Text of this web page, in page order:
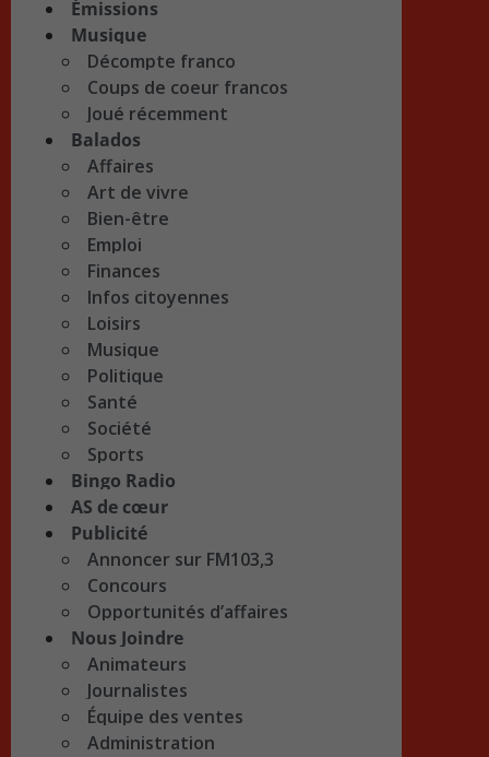
Émissions
Musique
Décompte franco
Coups de coeur francos
Joué récemment
Balados
Affaires
Art de vivre
Bien-être
Emploi
Finances
Infos citoyennes
Loisirs
Musique
Politique
Santé
Société
Sports
Bingo Radio
AS de cœur
Publicité
Annoncer sur FM103,3
Concours
Opportunités d’affaires
Nous Joindre
Animateurs
Journalistes
Équipe des ventes
Administration